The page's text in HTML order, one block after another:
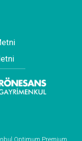
Optimum Premium